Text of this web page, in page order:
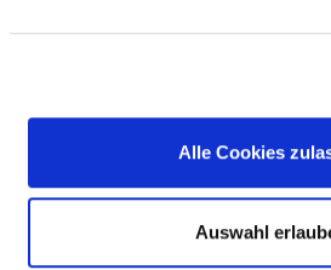
Alle Cookies
Auswahl
FALLZAHLEN
WEITERE INFORMATIONEN
FACHABTEILUNG
Informationen und